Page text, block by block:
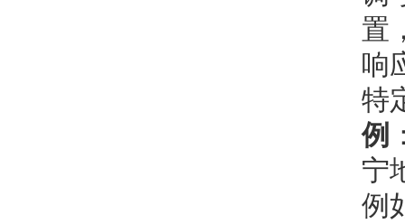
置
响
特
例
宁
例